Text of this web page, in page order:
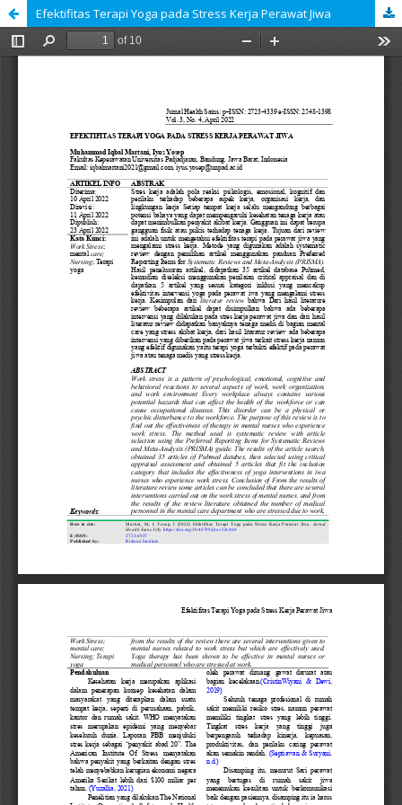
Efektifitas Terapi Yoga pada Stress Kerja Perawat Jiwa